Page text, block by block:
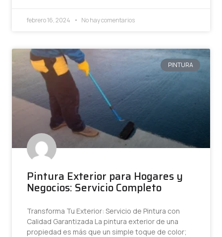
febrero 16, 2024 No hay comentarios
PINTURA
Pintura Exterior para Hogares y
Negocios: Servicio Completo
Transforma Tu Exterior: Servicio de Pintura con
Calidad Garantizada La pintura exterior de una
propiedad es más que un simple toque de color;